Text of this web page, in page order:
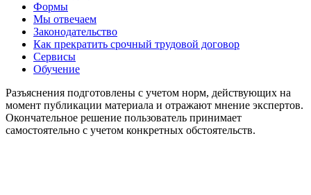
Юридические вопросы
Чек-листы
Интерактивные блок-схемы
Блок-схемы
Формы
Мы отвечаем
Законодательство
Как прекратить срочный трудовой договор
Сервисы
Обучение
Разъяснения подготовлены с учетом норм, действующих на
момент публикации материала и отражают мнение экспертов.
Окончательное решение пользователь принимает
самостоятельно с учетом конкретных обстоятельств.